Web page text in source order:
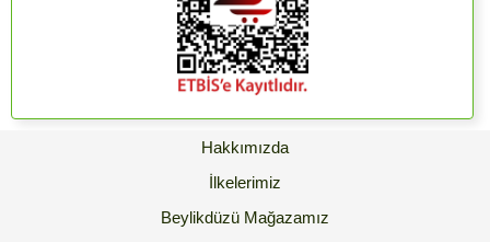
Hakkımızda
İlkelerimiz
Beylikdüzü Mağazamız